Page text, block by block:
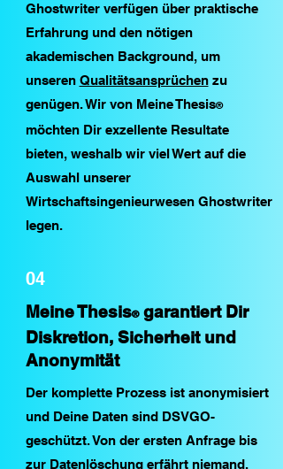
Ghostwriter verfügen über praktische
Erfahrung und den nötigen
akademischen Background, um
unseren Qualitätsansprüchenzu
genügen. Wir von Meine Thesis®
möchten Dir exzellente Resultate
bieten, weshalb wir viel Wert auf die
Auswahl unserer
Wirtschaftsingenieurwesen Ghostwriter
legen.
04
Meine Thesis®garantiert Dir
Diskretion, Sicherheit und
Anonymität
Der komplette Prozess ist anonymisiert
und Deine Daten sind DSVGO-
geschützt. Von der ersten Anfrage bis
zur Datenlöschung erfährt niemand,